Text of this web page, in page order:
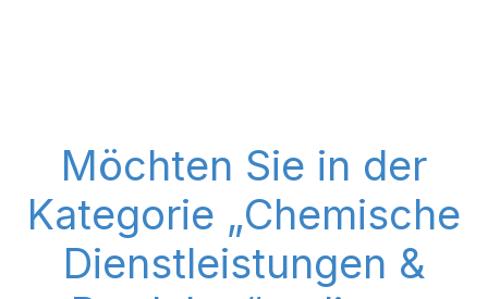
Möchten Sie in der
Kategorie „Chemische
Dienstleistungen &